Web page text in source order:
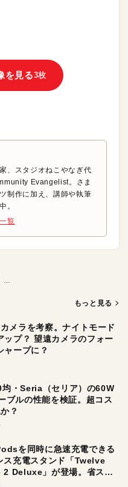
を見る3枚
、スタジオねこやなぎ代
Evangelist。さま
制作に加え、講師や執筆
。
覧
もっと見る
メラを考察。ナイトモード
ップ？ 望遠カメラのフォー
ャープに？
・Seria（セリア）の60W
ブルの性能を検証。超コス
？
を同時に急速充電できる
充電スタンド「Twelve
Deluxe」が登場。省スペ
に充電したい人にオスス